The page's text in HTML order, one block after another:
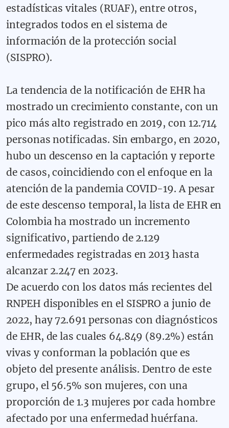
estadísticas vitales (RUAF), entre otros,
integrados todos en el sistema de
información de la protección social
(SISPRO).
La tendencia de la notificación de EHR ha
mostrado un crecimiento constante, con un
pico más alto registrado en 2019, con 12.714
personas notificadas. Sin embargo, en 2020,
hubo un descenso en la captación y reporte
de casos, coincidiendo con el enfoque en la
atención de la pandemia COVID-19. A pesar
de este descenso temporal, la lista de EHR en
Colombia ha mostrado un incremento
significativo, partiendo de 2.129
enfermedades registradas en 2013 hasta
alcanzar 2.247 en 2023.
De acuerdo con los datos más recientes del
RNPEH disponibles en el SISPRO a junio de
2022, hay 72.691 personas con diagnósticos
de EHR, de las cuales 64.849 (89.2%) están
vivas y conforman la población que es
objeto del presente análisis. Dentro de este
grupo, el 56.5% son mujeres, con una
proporción de 1.3 mujeres por cada hombre
afectado por una enfermedad huérfana.